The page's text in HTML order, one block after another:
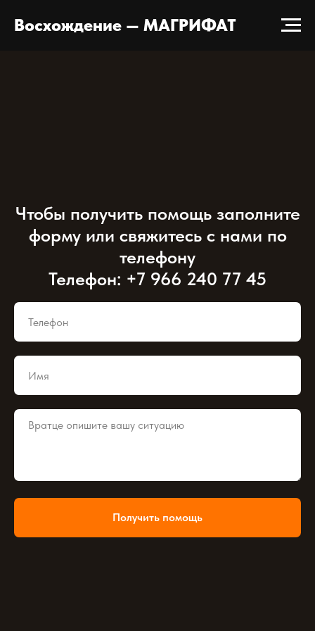
Восхождение — МАГРИФАТ
Чтобы получить помощь заполните
форму или свяжитесь с нами по
телефону
Телефон: +7 966 240 77 45
Получить помощь